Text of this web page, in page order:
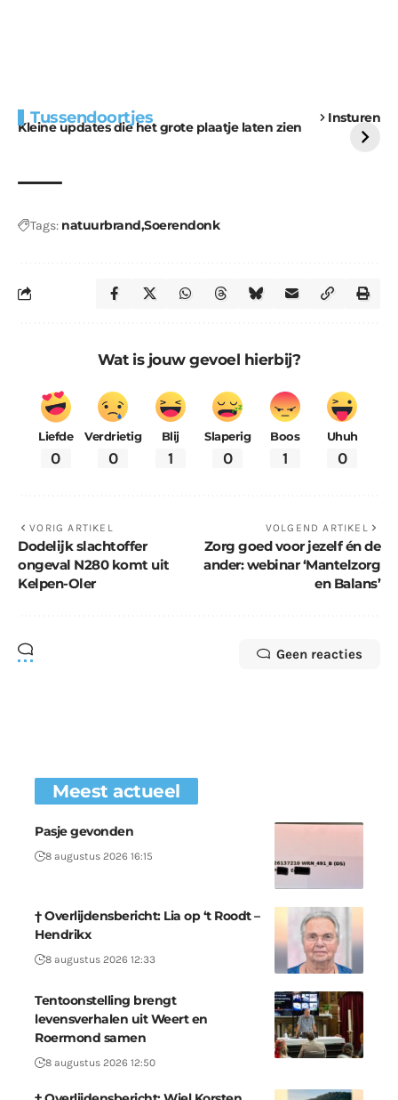
Tussendoortjes Insturen
Kleine updates die het grote plaatje laten zien
voor kabouters
uitdaging
Tags: natuurbrand Soerendonk
Wat is jouw gevoel hierbij?
Liefde
0
Verdrietig
0
Blij
1
Slaperig
0
Boos
1
Uhuh
0
VORIG ARTIKEL
Dodelijk slachtoffer
ongeval N280 komt uit
Kelpen-Oler
VOLGEND ARTIKEL
Zorg goed voor jezelf én de
ander: webinar ‘Mantelzorg
en Balans’
Geen reacties
Meest actueel
Pasje gevonden
8 augustus 2026 16:15
† Overlijdensbericht: Lia op ‘t Roodt –
Hendrikx
8 augustus 2026 12:33
Tentoonstelling brengt
levensverhalen uit Weert en
Roermond samen
8 augustus 2026 12:50